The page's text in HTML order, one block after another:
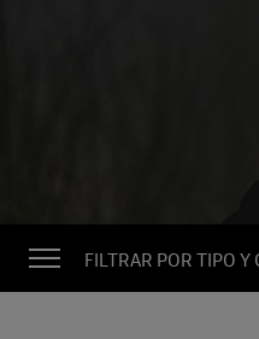
FILTRAR POR TIPO Y